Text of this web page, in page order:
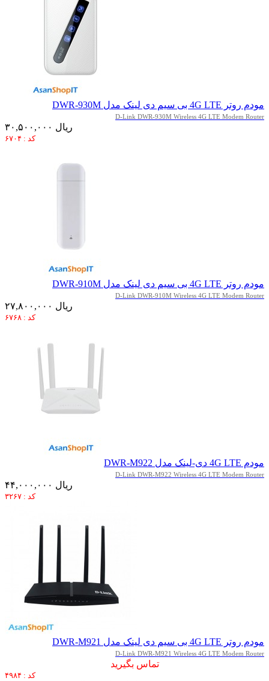
مودم روتر 4G LTE بی سیم دی لینک مدل DWR-930M
D-Link DWR-930M Wireless 4G LTE Modem Router
۳۰,۵۰۰,۰۰۰ ریال
کد : ۶۷۰۴
مودم روتر 4G LTE بی سیم دی لینک مدل DWR-910M
D-Link DWR-910M Wireless 4G LTE Modem Router
۲۷,۸۰۰,۰۰۰ ریال
کد : ۶۷۶۸
مودم 4G LTE دی-لینک مدل DWR-M922
D-Link DWR-M922 Wireless 4G LTE Modem Router
۴۴,۰۰۰,۰۰۰ ریال
کد : ۳۲۶۷
مودم روتر 4G LTE بی سیم دی لینک مدل DWR-M921
D-Link DWR-M921 Wireless 4G LTE Modem Router
تماس بگیرید
کد : ۴۹۸۴